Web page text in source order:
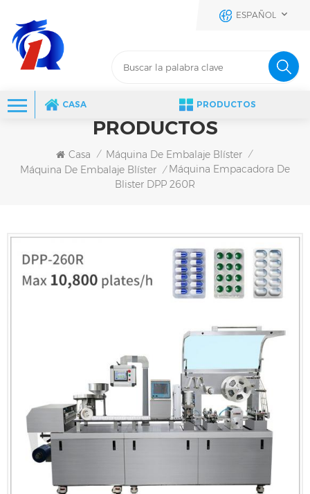
ESPAÑOL
CASA PRODUCTOS
PRODUCTOS
Casa / Máquina De Embalaje Blíster /
Máquina De Embalaje Blíster / Máquina Empacadora De
Blister DPP 260R